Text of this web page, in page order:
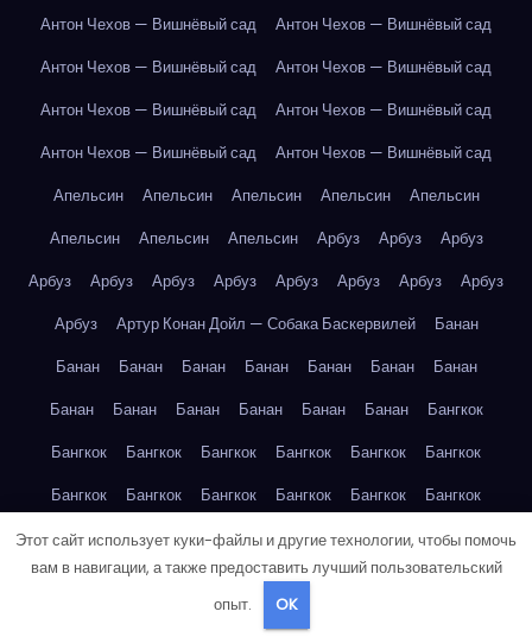
Антон Чехов — Вишнёвый сад
Антон Чехов — Вишнёвый сад
Антон Чехов — Вишнёвый сад
Антон Чехов — Вишнёвый сад
Антон Чехов — Вишнёвый сад
Антон Чехов — Вишнёвый сад
Антон Чехов — Вишнёвый сад
Антон Чехов — Вишнёвый сад
Апельсин
Апельсин Апельсин Апельсин
Апельсин
Апельсин
Апельсин Апельсин Арбуз Арбуз
Арбуз
Арбуз
Арбуз Арбуз Арбуз Арбуз Арбуз Арбуз
Арбуз
Арбуз
Артур Конан Дойл — Собака Баскервилей
Банан
Банан
Банан Банан Банан Банан Банан
Банан
Банан
Банан Банан Банан Банан Банан
Бангкок
Бангкок
Бангкок Бангкок Бангкок Бангкок
Бангкок
Бангкок
Бангкок Бангкок Бангкок Бангкок
Бангкок
Берлин
Берлин Берлин Берлин Берлин
Берлин
Берлин
Берлин Берлин Берлин Берлин
Берлин
Берлин
Этот сайт использует куки-файлы и другие технологии, чтобы помочь
вам в навигации, а также предоставить лучший пользовательский
опыт.
OK